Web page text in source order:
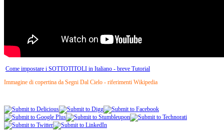
Come impostare i SOTTOTITOLI in Italiano - breve Tutorial
Immagine di copertina da Segni Dal Cielo - riferimenti Wikipedia